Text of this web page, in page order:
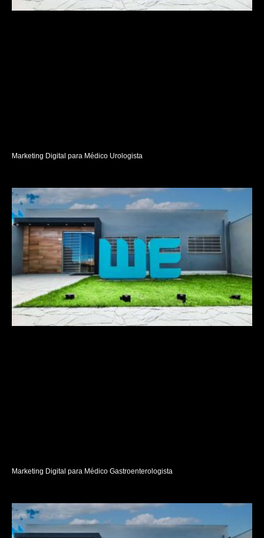
Marketing Digital para Médico Urologista
Marketing Digital para Médico Gastroenterologista